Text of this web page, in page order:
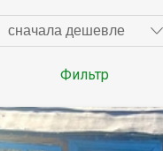
сначала дешевле
Фильтр